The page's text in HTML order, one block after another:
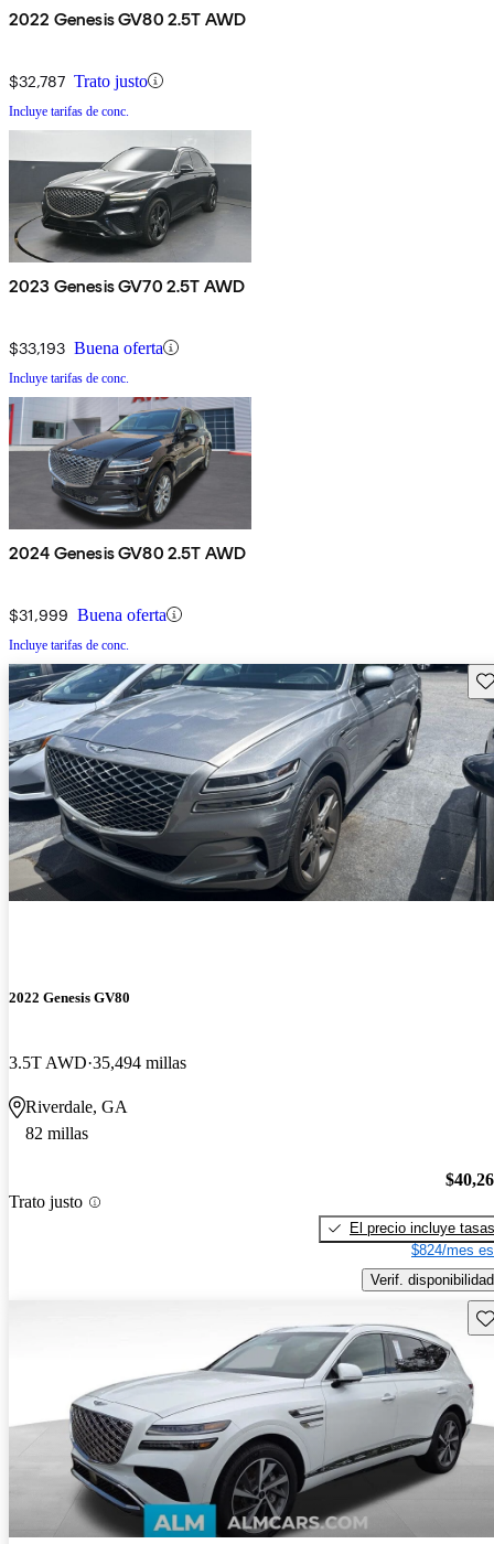
2022 Genesis GV80 2.5T AWD
$32,787 Trato justo
Incluye tarifas de conc.
2023 Genesis GV70 2.5T AWD
$33,193 Buena oferta
Incluye tarifas de conc.
2024 Genesis GV80 2.5T AWD
$31,999 Buena oferta
Incluye tarifas de conc.
2022 Genesis GV80
3.5T AWD 35,494 millas
Riverdale, GA
82 millas
Trato justo
El precio incluye tasas
$824/mes
Verif. disponibilidad